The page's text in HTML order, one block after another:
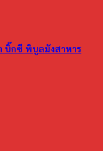
บิ๊กซี พิบูลมังสาหาร